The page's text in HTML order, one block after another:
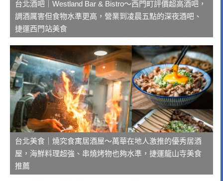
台北酒吧｜Westland Bar & Bistro～西門町評價超高酒吧，
調酒厲害但食物水準更高，營業到凌晨五點的深夜酒吧、
捷運西門站美食
台北美食｜燒究食寓居酒屋～萬華在地人激推的優秀居酒
屋，海鮮料理超強、串燒烤物也夠水準，捷運龍山寺美食
推薦